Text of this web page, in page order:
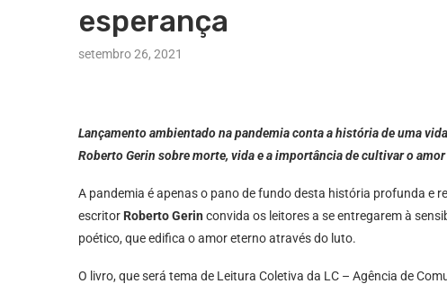
esperança
setembro 26, 2021
Lançamento ambientado na pandemia conta a história de uma
Roberto Gerin sobre morte, vida e a importância de cultivar o amor
A pandemia é apenas o pano de fundo desta história profunda e
escritor Roberto Gerin convida os leitores a se entregarem à
poético, que edifica o amor eterno através do luto.
O livro, que será tema de Leitura Coletiva da LC – Agência de